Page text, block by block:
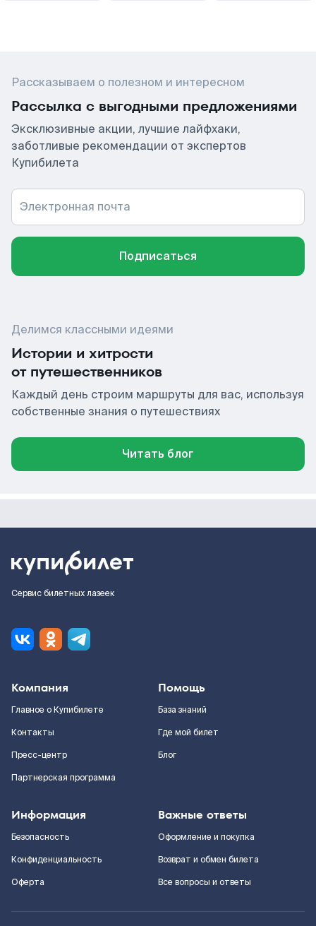
Рассказываем о полезном и интересном
Рассылка с выгодными предложениями
Эксклюзивные акции, лучшие лайфхаки,
заботливые рекомендации от экспертов
Купибилета
Электронная почта
Подписаться
Делимся классными идеями
Истории и хитрости
от путешественников
Каждый день строим маршруты для вас, используя
собственные знания о путешествиях
Читать блог
Сервис билетных лазеек
Компания
Главное о Купибилете
Контакты
Пресс-центр
Партнерская программа
Помощь
База знаний
Где мой билет
Блог
Информация
Безопасность
Конфиденциальность
Оферта
Важные ответы
Оформление и покупка
Возврат и обмен билета
Все вопросы и ответы